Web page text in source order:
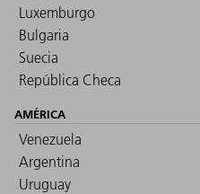
Luxemburgo
Bulgaria
Suecia
República Checa
AMÉRICA
Venezuela
Argentina
Uruguay